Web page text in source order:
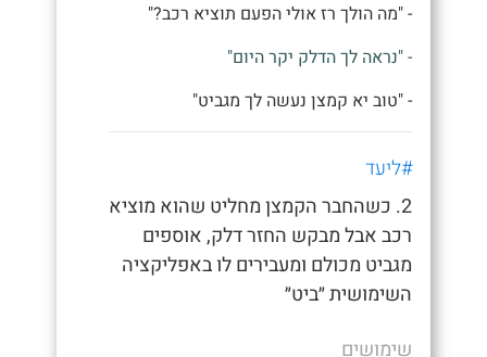
- "מה הולך רז אולי הפעם תוציא רכב?"
- "נראה לך הדלק יקר היום"
- "טוב יא קמצן נעשה לך מגביט"
#ליעד
2. כשהחבר הקמצן מחליט שהוא מוציא
רכב אבל מבקש החזר דלק, אוספים
מגביט מכולם ומעבירים לו באפליקציה
השימושית ״ביט״
שימושים